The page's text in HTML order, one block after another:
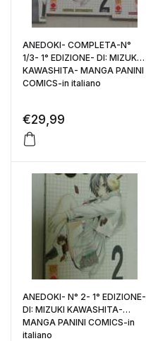
ANEDOKI- COMPLETA-N°
1/3- 1° EDIZIONE- DI: MIZUKI
KAWASHITA- MANGA PANINI
COMICS-in italiano
€29,99
ANEDOKI- N° 2- 1° EDIZIONE-
DI: MIZUKI KAWASHITA-
MANGA PANINI COMICS-in
italiano